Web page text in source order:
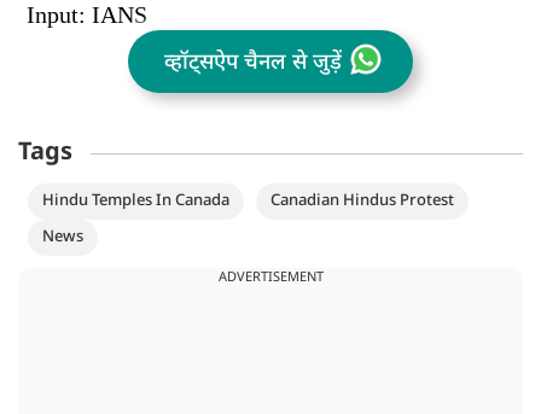
Input: IANS
व्हॉट्सऐप चैनल से जुड़ें
Tags
Hindu Temples In Canada
Canadian Hindus Protest
News
ADVERTISEMENT